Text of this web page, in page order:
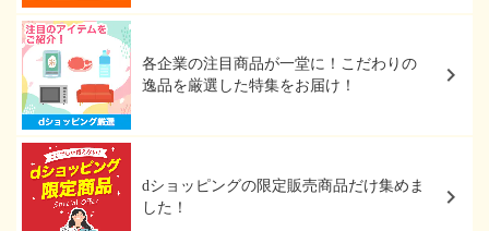
各企業の注目商品が一堂に！こだわりの
逸品を厳選した特集をお届け！
dショッピングの限定販売商品だけ集めま
した！